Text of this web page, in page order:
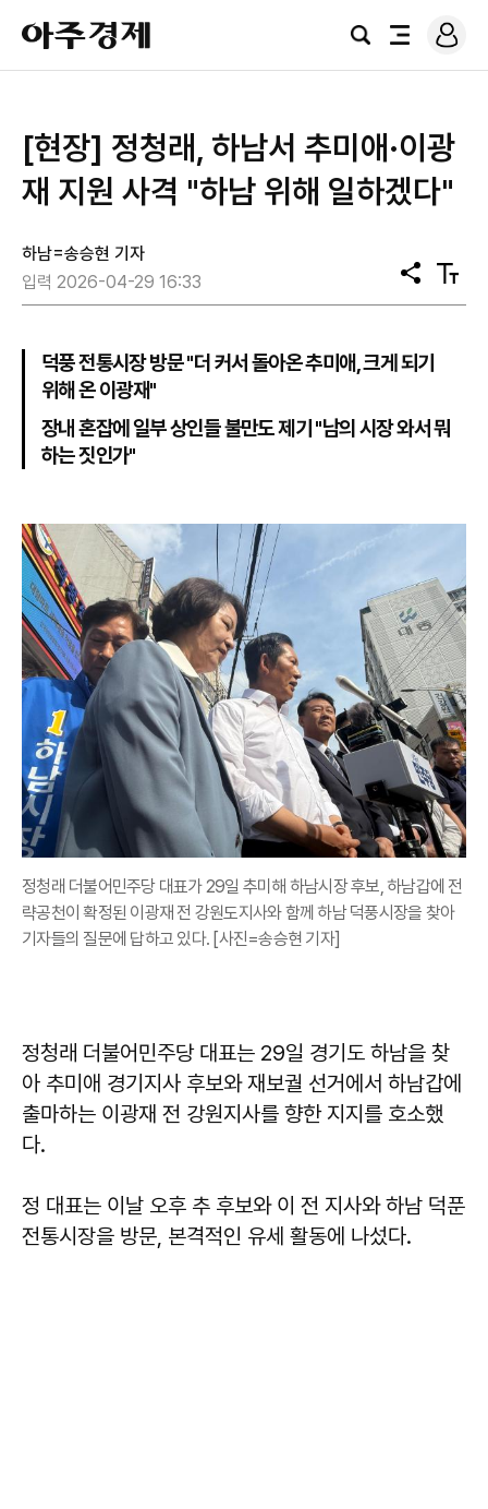
아
주
경
검
전
로
그
[현장] 정청래, 하남서 추미애·이광
재 지원 사격 "하남 위해 일하겠다"
하남=송승현 기자
입력 2026-04-29 16:33
공
유
텍
스
덕풍 전통시장 방문 "더 커서 돌아온 추미애, 크게 되기
위해 온 이광재"
장내 혼잡에 일부 상인들 불만도 제기 "남의 시장 와서 뭐
하는 짓인가"
정청래 더불어민주당 대표가 29일 추미해 하남시장 후보, 하남갑에 전
략공천이 확정된 이광재 전 강원도지사와 함께 하남 덕풍시장을 찾아
기자들의 질문에 답하고 있다. [사진=송승현 기자]
정청래 더불어민주당 대표는 29일 경기도 하남을 찾
아 추미애 경기지사 후보와 재보궐 선거에서 하남갑에
출마하는 이광재 전 강원지사를 향한 지지를 호소했
다.
정 대표는 이날 오후 추 후보와 이 전 지사와 하남 덕푼
전통시장을 방문, 본격적인 유세 활동에 나섰다.